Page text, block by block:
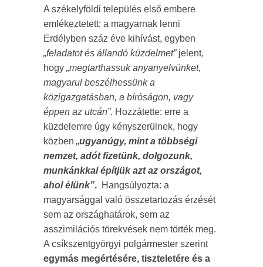
A székelyföldi település első embere
emlékeztetett: a magyarnak lenni
Erdélyben száz éve kihívást, egyben
„feladatot és állandó küzdelmet”jelent,
hogy „megtarthassuk anyanyelvünket,
magyarul beszélhessünk a
közigazgatásban, a bíróságon, vagy
éppen az utcán”. Hozzátette: erre a
küzdelemre úgy kényszerülnek, hogy
közben „ugyanúgy, mint a többségi
nemzet, adót fizetünk, dolgozunk,
munkánkkal építjük azt az országot,
ahol élünk”. Hangsúlyozta: a
magyarsággal való összetartozás érzését
sem az országhatárok, sem az
asszimilációs törekvések nem törték meg.
A csíkszentgyörgyi polgármester szerint
egymás megértésére, tiszteletére és a